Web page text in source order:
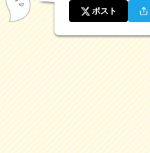
ポスト